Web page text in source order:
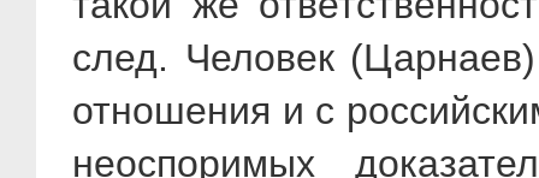
след. Человек
отношения и с
неоспоримых